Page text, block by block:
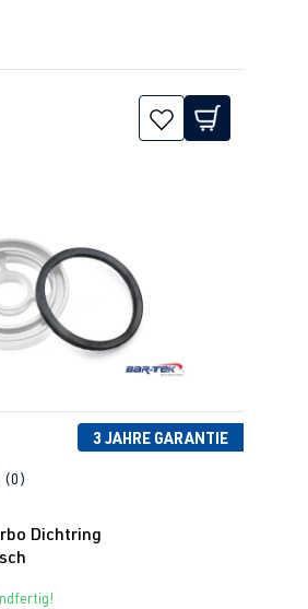
3 JAHRE GARANTIE
Bewertung von 0 von 5 Sternen
(0)
Dichtring